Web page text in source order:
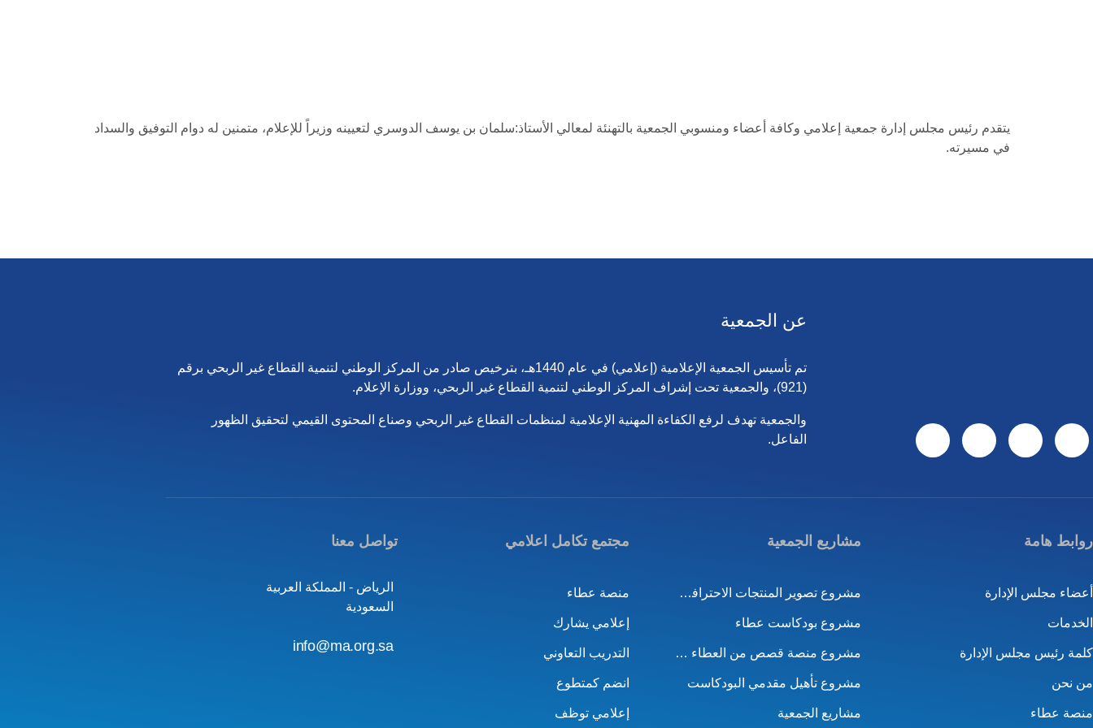
يتقدم رئيس مجلس إدارة جمعية إعلامي وكافة أعضاء ومنسوبي الجمعية بالتهنئة لمعالي الأستاذ:سلمان بن يوسف الدوسري لتعيينه وزيراً للإعلام، متمنين له دوام التوفيق والسداد
في مسيرته.
عن الجمعية
تم تأسيس الجمعية الإعلامية (إعلامي) في عام 1440هـ، بترخيص صادر من المركز الوطني لتنمية القطاع غير الربحي برقم
(921)، والجمعية تحت إشراف المركز الوطني لتنمية القطاع غير الربحي، ووزارة الإعلام.
والجمعية تهدف لرفع الكفاءة المهنية الإعلامية لمنظمات القطاع غير الربحي وصناع المحتوى القيمي لتحقيق الظهور
الفاعل.
روابط هامة
أعضاء مجلس الإدارة
الخدمات
كلمة رئيس مجلس الإدارة
من نحن
منصة عطاء
مشاريع الجمعية
مشروع تصوير المنتجات الاحترافي باستخدام الجوال
مشروع بودكاست عطاء
مشروع منصة قصص من العطاء في القطاع الخيري
مشروع تأهيل مقدمي البودكاست
مشاريع الجمعية
مجتمع تكامل اعلامي
منصة عطاء
إعلامي يشارك
التدريب التعاوني
انضم كمتطوع
إعلامي توظف
تواصل معنا
الرياض - المملكة العربية
السعودية
info@ma.org.sa